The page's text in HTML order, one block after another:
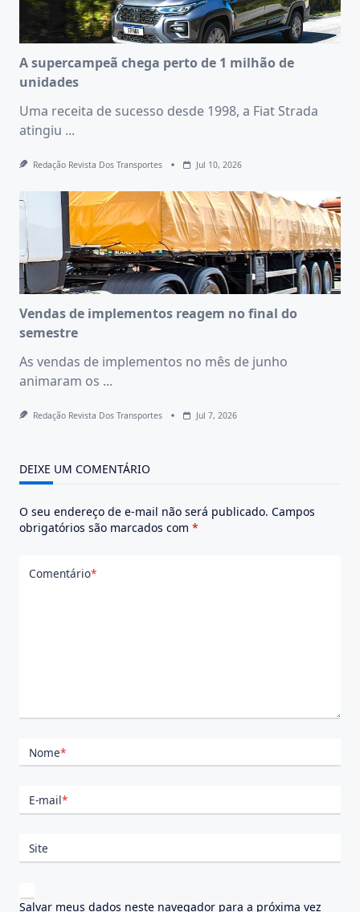
A supercampeã chega perto de 1 milhão de
unidades
Uma receita de sucesso desde 1998, a Fiat Strada
atingiu ...
Redação Revista Dos Transportes Jul 10, 2026
Vendas de implementos reagem no final do
semestre
As vendas de implementos no mês de junho
animaram os ...
Redação Revista Dos Transportes Jul 7, 2026
DEIXE UM COMENTÁRIO
O seu endereço de e-mail não será publicado. Campos
obrigatórios são marcados com *
Comentário*
Nome*
E-mail*
Site
Salvar meus dados neste navegador para a próxima vez